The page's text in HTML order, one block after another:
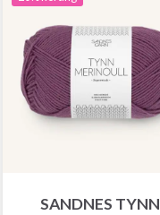
SANDNES TYNN